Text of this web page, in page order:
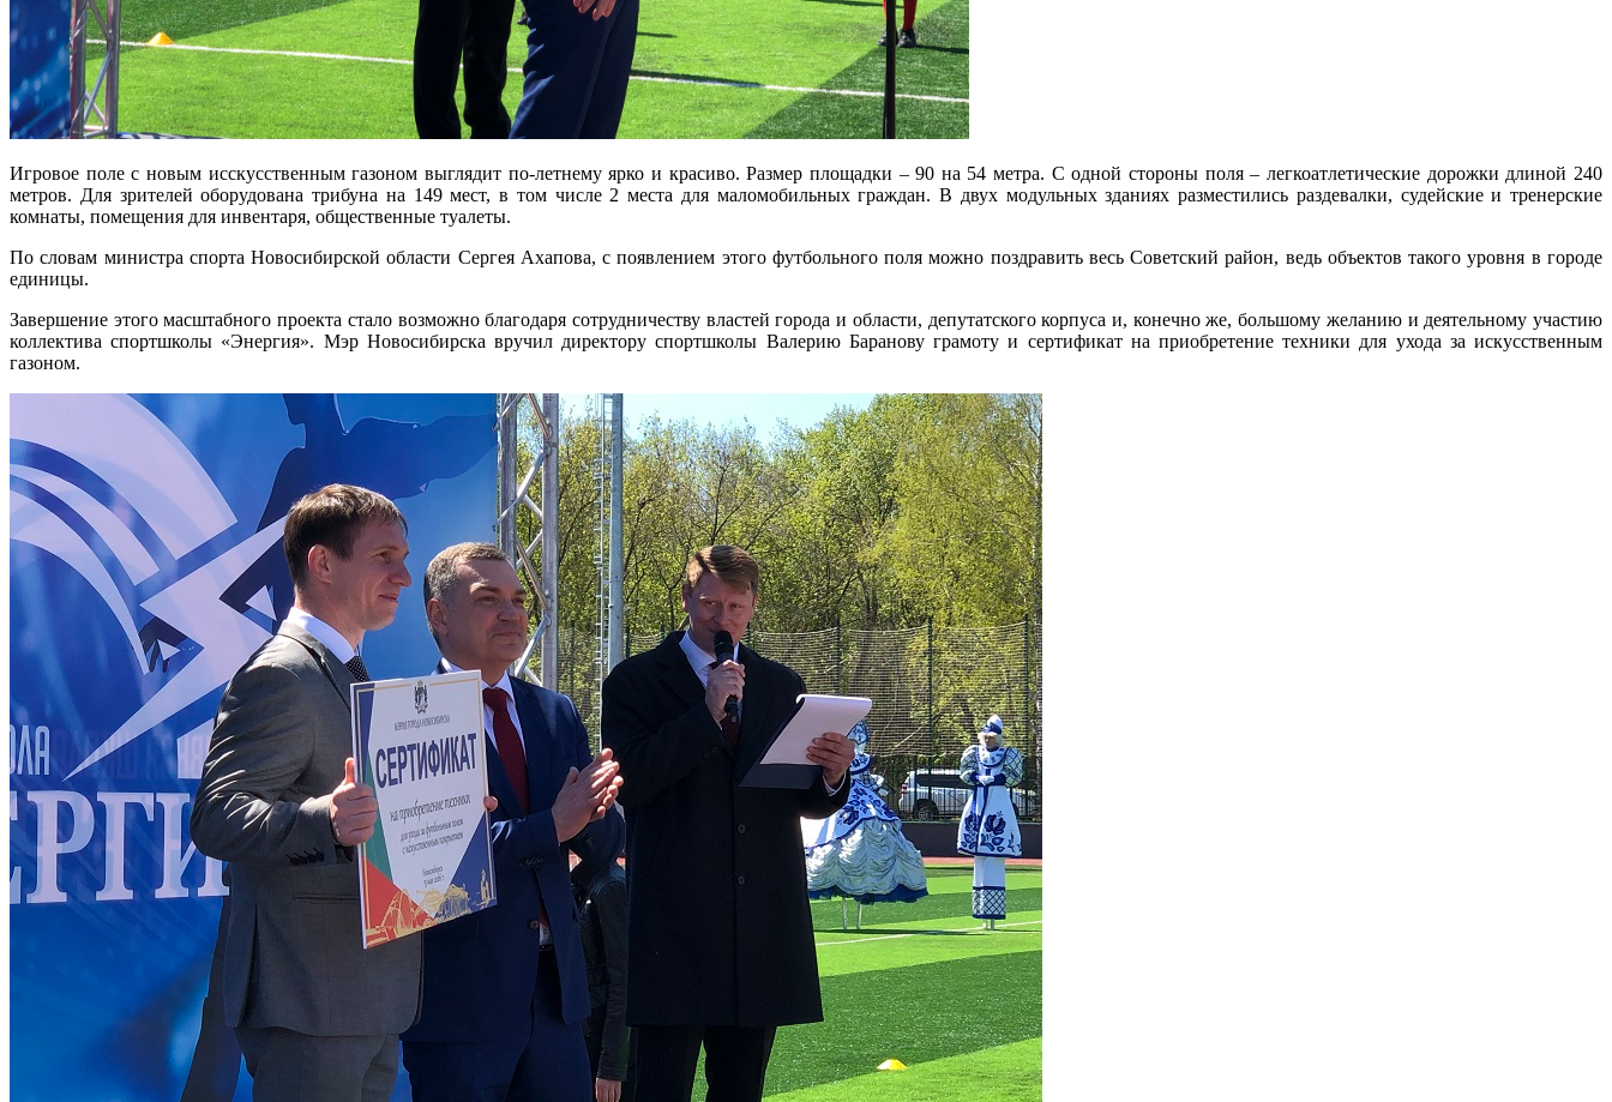
Игровое поле с новым исскусственным газоном выглядит по-летнему ярко и красиво. Размер площадки – 90 на 54 метра. С одной стороны поля – легкоатлетические дорожки длиной 240
метров. Для зрителей оборудована трибуна на 149 мест, в том числе 2 места для маломобильных граждан. В двух модульных зданиях разместились раздевалки, судейские и тренерские
комнаты, помещения для инвентаря, общественные туалеты.
По словам министра спорта Новосибирской области Сергея Ахапова, с появлением этого футбольного поля можно поздравить весь Советский район, ведь объектов такого уровня в городе
единицы.
Завершение этого масштабного проекта стало возможно благодаря сотрудничеству властей города и области, депутатского корпуса и, конечно же, большому желанию и деятельному участию
коллектива спортшколы «Энергия». Мэр Новосибирска вручил директору спортшколы Валерию Баранову грамоту и сертификат на приобретение техники для ухода за искусственным
газоном.